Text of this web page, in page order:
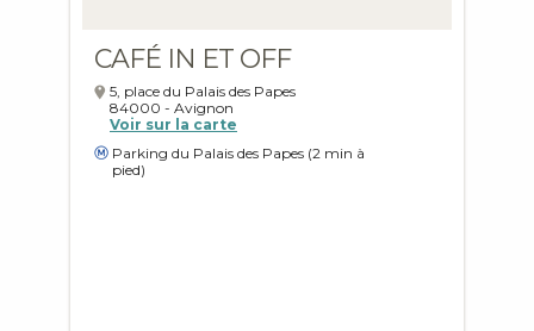
CAFÉ IN ET OFF
5, place du Palais des Papes
84000 - Avignon
Voir sur la carte
Parking du Palais des Papes (2 min à
pied)